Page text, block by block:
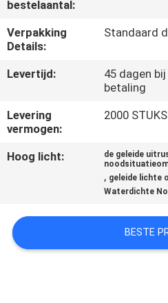
CONTACTEER
ONS
OM EEN
CITAAT
PRIVACYBELEID
bestelaantal:
Verpakking
Details:
Standaard
Levertijd:
45 dagen
betaling
Levering
vermogen:
2000
Hoog licht:
de geleide
, geleide lichte
Waterdichte
BESTE